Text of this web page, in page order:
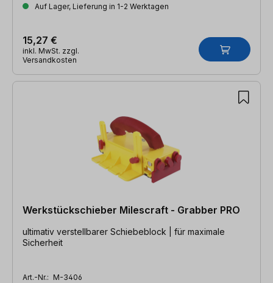
Auf Lager, Lieferung in 1-2 Werktagen
15,27 €
inkl. MwSt. zzgl.
Versandkosten
Werkstückschieber Milescraft - Grabber PRO
ultimativ verstellbarer Schiebeblock | für maximale
Sicherheit
Art.-Nr.: M-3406